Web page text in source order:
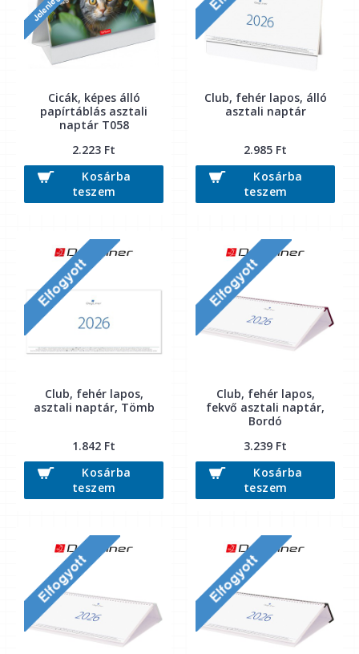
Cicák, képes álló
papírtáblás asztali
naptár T058
2.223 Ft
Kosárba
teszem
Club, fehér lapos, álló
asztali naptár
2.985 Ft
Kosárba
teszem
Club, fehér lapos,
asztali naptár, Tömb
1.842 Ft
Kosárba
teszem
Club, fehér lapos,
fekvő asztali naptár,
Bordó
3.239 Ft
Kosárba
teszem